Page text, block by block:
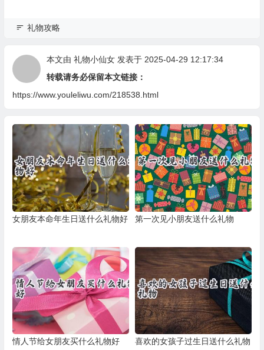
礼物攻略
本文由 礼物小仙女发表于 2025-04-29 12:17:34
转载请务必保留本文链接：
https://www.youleliwu.com/218538.html
女朋友本命年生日送什么礼物好 第一次见小朋友送什么礼物
情人节给女朋友买什么礼物好 喜欢的女孩子过生日送什么礼物